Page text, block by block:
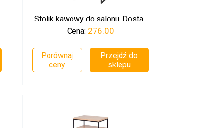
Stolik kawowy do salonu. Dosta...
Cena: 276.00
Porównaj
ceny
Przejdź do
sklepu